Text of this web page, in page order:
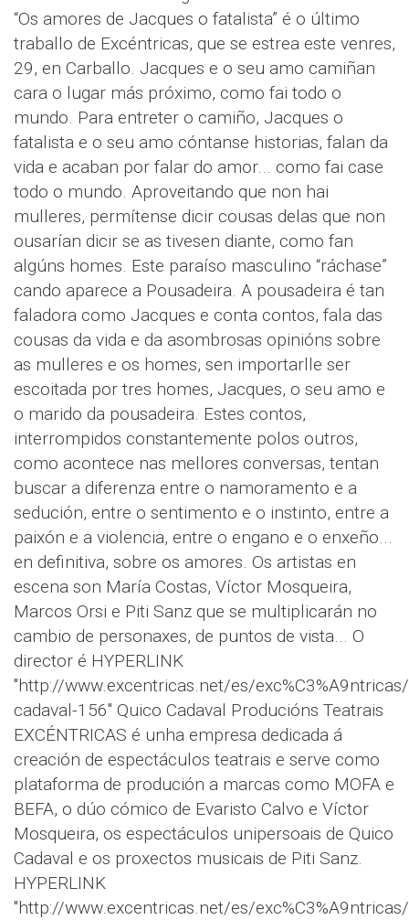
“Os amores de Jacques o fatalista” é o último
traballo de Excéntricas, que se estrea este venres,
29, en Carballo. Jacques e o seu amo camiñan
cara o lugar más próximo, como fai todo o
mundo. Para entreter o camiño, Jacques o
fatalista e o seu amo cóntanse historias, falan da
vida e acaban por falar do amor... como fai case
todo o mundo. Aproveitando que non hai
mulleres, permítense dicir cousas delas que non
ousarían dicir se as tivesen diante, como fan
algúns homes. Este paraíso masculino “ráchase”
cando aparece a Pousadeira. A pousadeira é tan
faladora como Jacques e conta contos, fala das
cousas da vida e da asombrosas opinións sobre
as mulleres e os homes, sen importarlle ser
escoitada por tres homes, Jacques, o seu amo e
o marido da pousadeira. Estes contos,
interrompidos constantemente polos outros,
como acontece nas mellores conversas, tentan
buscar a diferenza entre o namoramento e a
sedución, entre o sentimento e o instinto, entre a
paixón e a violencia, entre o engano e o enxeño...
en definitiva, sobre os amores. Os artistas en
escena son María Costas, Víctor Mosqueira,
Marcos Orsi e Piti Sanz que se multiplicarán no
cambio de personaxes, de puntos de vista... O
director é HYPERLINK
"http://www.excentricas.net/es/
cadaval-156" Quico Cadaval Producións Teatrais
EXCÉNTRICAS é unha empresa dedicada á
creación de espectáculos teatrais e serve como
plataforma de produción a marcas como MOFA e
BEFA, o dúo cómico de Evaristo Calvo e Víctor
Mosqueira, os espectáculos unipersoais de Quico
Cadaval e os proxectos musicais de Piti Sanz.
HYPERLINK
"http://www.excentricas.net/es/